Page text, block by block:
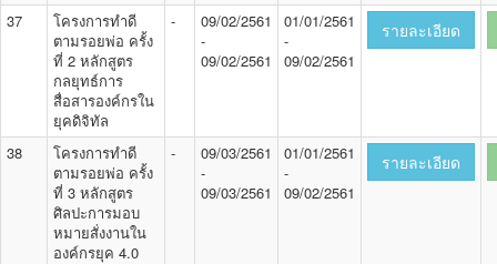
37
โครงการทำดี
ตามรอยพ่อ ครั้ง
ที่ 2 หลักสูตร
กลยุทธ์การ
สื่อสารองค์กรใน
ยุคดิจิทัล
-
09/02/2561
-
09/02/2561
01/01/2561
-
09/02/2561
รายละเอียด
38
โครงการทำดี
ตามรอยพ่อ ครั้ง
ที่ 3 หลักสูตร
ศิลปะการมอบ
หมายสั่งงานใน
องค์กรยุค 4.0
-
09/03/2561
-
09/03/2561
01/01/2561
-
09/02/2561
รายละเอียด